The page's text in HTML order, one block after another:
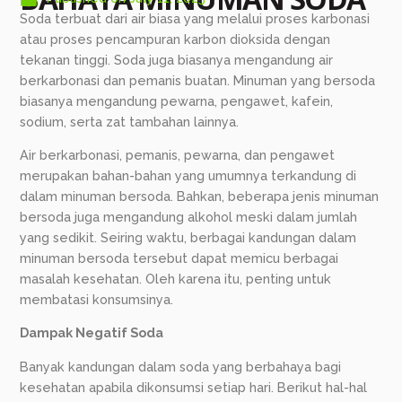
Soda terbuat dari air biasa yang melalui proses karbonasi
atau proses pencampuran karbon dioksida dengan
tekanan tinggi. Soda juga biasanya mengandung air
berkarbonasi dan pemanis buatan. Minuman yang bersoda
biasanya mengandung pewarna, pengawet, kafein,
sodium, serta zat tambahan lainnya.
Air berkarbonasi, pemanis, pewarna, dan pengawet
merupakan bahan-bahan yang umumnya terkandung di
dalam minuman bersoda. Bahkan, beberapa jenis minuman
bersoda juga mengandung alkohol meski dalam jumlah
yang sedikit. Seiring waktu, berbagai kandungan dalam
minuman bersoda tersebut dapat memicu berbagai
masalah kesehatan. Oleh karena itu, penting untuk
membatasi konsumsinya.
Dampak Negatif Soda
Banyak kandungan dalam soda yang berbahaya bagi
kesehatan apabila dikonsumsi setiap hari. Berikut hal-hal